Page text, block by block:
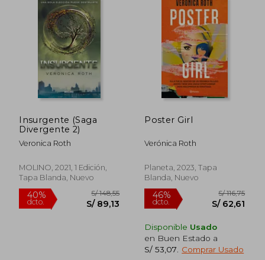
Insurgente (Saga
Divergente 2)
Veronica Roth
MOLINO, 2021, 1 Edición,
Tapa Blanda, Nuevo
Poster Girl
Verónica Roth
Planeta, 2023, Tapa
Blanda, Nuevo
Disponible Usado
en Buen Estado a
S/ 53,07
Comprar Usado